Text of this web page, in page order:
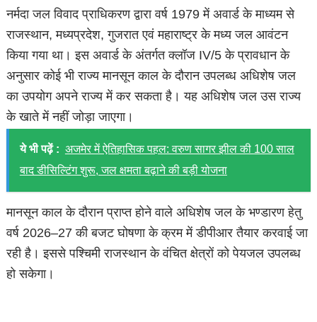
नर्मदा जल विवाद प्राधिकरण द्वारा वर्ष 1979 में अवार्ड के माध्यम से
राजस्थान, मध्यप्रदेश, गुजरात एवं महाराष्ट्र के मध्य जल आवंटन
किया गया था। इस अवार्ड के अंतर्गत क्लॉज IV/5 के प्रावधान के
अनुसार कोई भी राज्य मानसून काल के दौरान उपलब्ध अधिशेष जल
का उपयोग अपने राज्य में कर सकता है। यह अधिशेष जल उस राज्य
के खाते में नहीं जोड़ा जाएगा।
ये भी पढ़ें : अजमेर में ऐतिहासिक पहल: वरुण सागर झील की 100 साल
बाद डीसिल्टिंग शुरू, जल क्षमता बढ़ाने की बड़ी योजना
मानसून काल के दौरान प्राप्त होने वाले अधिशेष जल के भण्डारण हेतु
वर्ष 2026–27 की बजट घोषणा के क्रम में डीपीआर तैयार करवाई जा
रही है। इससे पश्चिमी राजस्थान के वंचित क्षेत्रों को पेयजल उपलब्ध
हो सकेगा।